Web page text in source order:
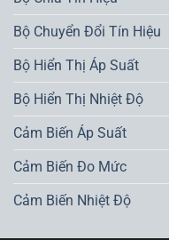
Bộ Chuyển Đổi Tín Hiệu
Bộ Hiển Thị Áp Suất
Bộ Hiển Thị Nhiệt Độ
Cảm Biến Áp Suất
Cảm Biến Đo Mức
Cảm Biến Nhiệt Độ